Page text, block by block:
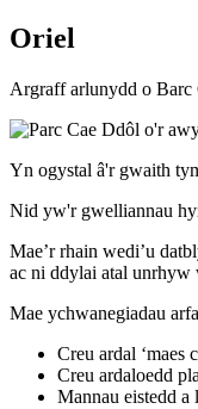
Oriel
Argraff arlunydd o Barc
Yn ogystal â'r gwaith
Nid yw'r gwelliannau
Mae’r rhain wedi’u
ac ni ddylai atal
Mae ychwanegiadau
Creu ardal ‘maes
Creu ardaloedd
Mannau eistedd